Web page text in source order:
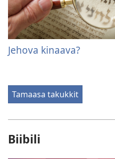
Jehova kinaava?
Tamaasa takukkit
Biibili